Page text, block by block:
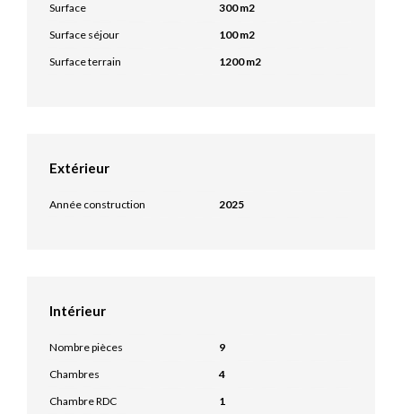
Surface
300 m2
Surface séjour
100 m2
Surface terrain
1200 m2
Extérieur
Année construction 2025
Intérieur
Nombre pièces
9
Chambres
4
Chambre RDC
1